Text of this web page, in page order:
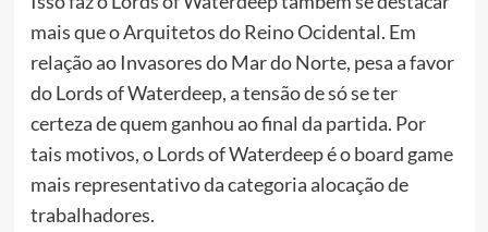
mais que o Arquitetos do Reino Ocidental. Em
relação ao Invasores do Mar do Norte, pesa a favor
do Lords of Waterdeep, a tensão de só se ter
certeza de quem ganhou ao final da partida. Por
tais motivos, o Lords of Waterdeep é o board game
mais representativo da categoria alocação de
trabalhadores.